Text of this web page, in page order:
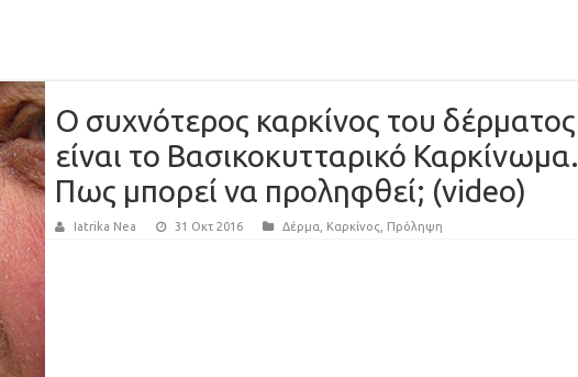
Ο συχνότερος καρκίνος του δέρματος
είναι το Βασικοκυτταρικό Καρκίνωμα.
Πως μπορεί να προληφθεί; (video)
Iatrika Nea 31 Οκτ 2016 Δέρμα Καρκίνος Πρόληψη